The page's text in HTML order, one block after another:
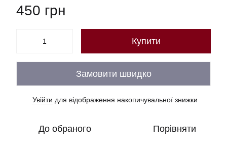
450 грн
Купити
Замовити швидко
Увійти для відображення накопичувальної знижки
До обраного Порівняти